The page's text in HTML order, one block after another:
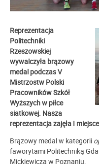
Reprezentacja
Politechniki
Rzeszowskiej
wywalczyła brązowy
medal podczas V
Mistrzostw Polski
Pracowników Szkół
Wyższych w piłce
siatkowej. Nasza
reprezentacja zajęła I
Brązowy medal w kategorii
faworytami Politechniką
Mickiewicza w Poznaniu.